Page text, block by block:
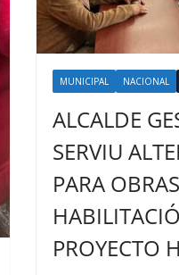
MUNICIPAL NACIONAL
ALCALDE
SERVIU
PARA
PROYECTO